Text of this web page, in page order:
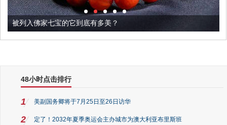
被列入佛家七宝的它到底有多美？
48小时点击排行
1 美副国务卿将于7月25日至26日访华
2 定了！2032年夏季奥运会主办城市为澳大利亚布里斯班